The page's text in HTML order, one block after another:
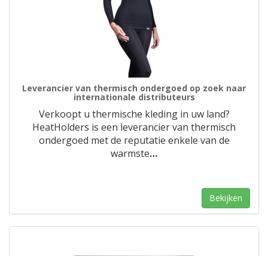
Leverancier van thermisch ondergoed op zoek naar
internationale distributeurs
Verkoopt u thermische kleding in uw land?
HeatHolders is een leverancier van thermisch
ondergoed met de reputatie enkele van de
warmste…
Bekijken